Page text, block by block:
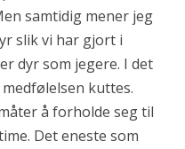
samtidig mener jeg
slik vi har gjort i
dyr som jegere. I det
kuttes.
å forholde seg til
Det eneste som